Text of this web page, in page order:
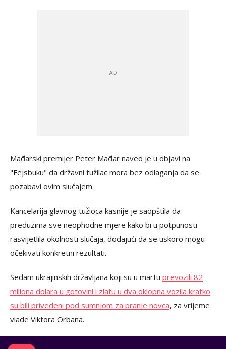
Mađarski premijer Peter Mađar naveo je u objavi na
"Fejsbuku" da državni tužilac mora bez odlaganja da se
pozabavi ovim slučajem.
Kancelarija glavnog tužioca kasnije je saopštila da
preduzima sve neophodne mjere kako bi u potpunosti
rasvijetlila okolnosti slučaja, dodajući da se uskoro mogu
očekivati konkretni rezultati.
Sedam ukrajinskih državljana koji su u martu prevozili 82
miliona dolara u gotovini i zlatu u dva oklopna vozila kratko
su bili privedeni pod sumnjom za pranje novca, za vrijeme
vlade Viktora Orbana.